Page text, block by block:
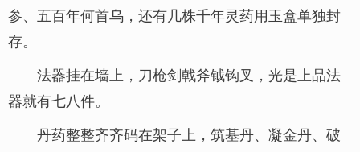
参、五百年何首乌，还有几株千年灵药用玉盒单独封
存。
法器挂在墙上，刀枪剑戟斧钺钩叉，光是上品法
器就有七八件。
丹药整整齐齐码在架子上，筑基丹、凝金丹、破